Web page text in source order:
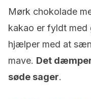
Mørk chokolade
kakao er fyldt med
hjælper med at
mave. Det
søde sager.